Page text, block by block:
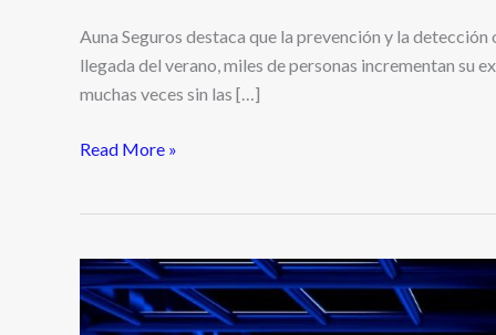
Auna Seguros destaca que la prevención y la
llegada del verano, miles de personas incrementan su
muchas veces sin las […]
Read More »
La
implementación
de